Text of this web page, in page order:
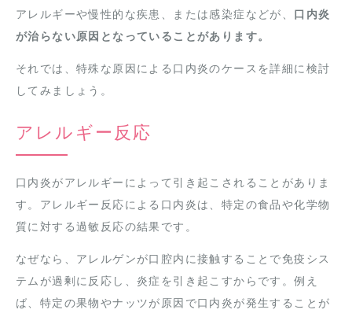
アレルギーや慢性的な疾患、または感染症などが、 口内炎
が治らない原因となっていることがあります。
それでは、特殊な原因による口内炎のケースを詳細に検討
してみましょう。
アレルギー反応
口内炎がアレルギーによって引き起こされることがありま
す。アレルギー反応による口内炎は、特定の食品や化学物
質に対する過敏反応の結果です。
なぜなら、アレルゲンが口腔内に接触することで免疫シス
テムが過剰に反応し、炎症を引き起こすからです。例え
ば、特定の果物やナッツが原因で口内炎が発生することが